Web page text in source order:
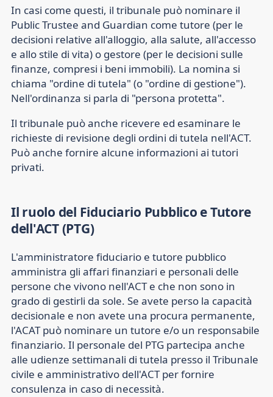
In casi come questi, il tribunale può nominare il
Public Trustee and Guardian come tutore (per le
decisioni relative all'alloggio, alla salute, all'accesso
e allo stile di vita) o gestore (per le decisioni sulle
finanze, compresi i beni immobili). La nomina si
chiama "ordine di tutela" (o "ordine di gestione").
Nell'ordinanza si parla di "persona protetta".
Il tribunale può anche ricevere ed esaminare le
richieste di revisione degli ordini di tutela nell'ACT.
Può anche fornire alcune informazioni ai tutori
privati.
Il ruolo del Fiduciario Pubblico e Tutore
dell'ACT (PTG)
L'amministratore fiduciario e tutore pubblico
amministra gli affari finanziari e personali delle
persone che vivono nell'ACT e che non sono in
grado di gestirli da sole. Se avete perso la capacità
decisionale e non avete una procura permanente,
l'ACAT può nominare un tutore e/o un responsabile
finanziario. Il personale del PTG partecipa anche
alle udienze settimanali di tutela presso il Tribunale
civile e amministrativo dell'ACT per fornire
consulenza in caso di necessità.